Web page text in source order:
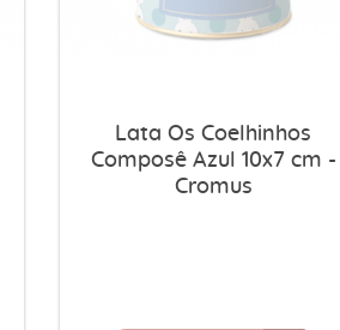
Lata Os Coelhinhos
Composê Azul 10x7 cm -
Cromus